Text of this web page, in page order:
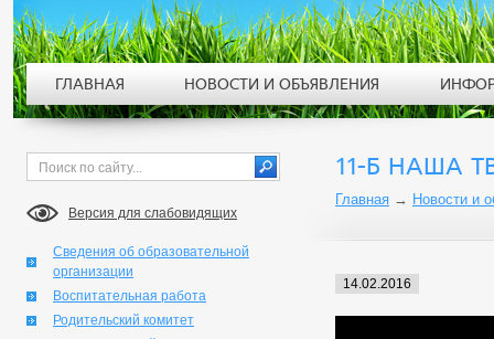
Версия для слабовидящих
Сведения об образовательной
организации
Воспитательная работа
Родительский комитет
11-Б НАША
Главная → Новости и
14.02.2016
ГЛАВНАЯ НОВОСТИ И ОБЪЯВЛЕНИЯ